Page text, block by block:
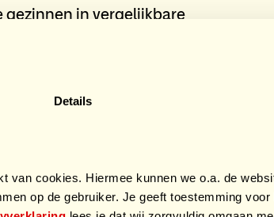
Details
van cookies. Hiermee kunnen we o.a. de
op de gebruiker. Je geeft toestemming
gezinnen in vergelijkbare
HomeSports